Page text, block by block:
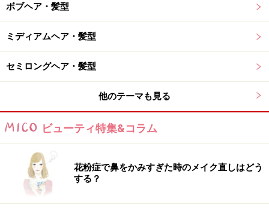
1) 上品な雰囲気に見せたい、ツヤ感を出したい
⇒マット系、アッシュ、ベージュでブラウンを残さない
⇒ベージュ、アッシュ系でさり気なく軽さを出す。
4) 落ち着いた雰囲気にしたい
⇒ブラウンベースにラベンダーをプラス。
華やかに見せたい
⇒ツヤ感を出せるような色味をチョイス。
ボブヘア・髪型
ミディアムヘア・髪型
セミロングヘア・髪型
他のテーマも見る
ビューティ特集&コラム
花粉症で鼻をかみすぎた時のメイク直しはどう
する？